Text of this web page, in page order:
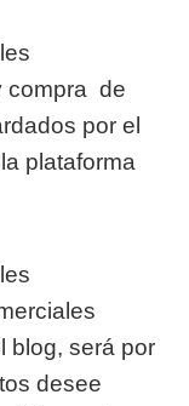
compra de
por el
plataforma
blog, será por
desee